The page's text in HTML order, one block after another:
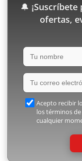
🔔
ofertas,
Acepto recibir
los términos
cualquier